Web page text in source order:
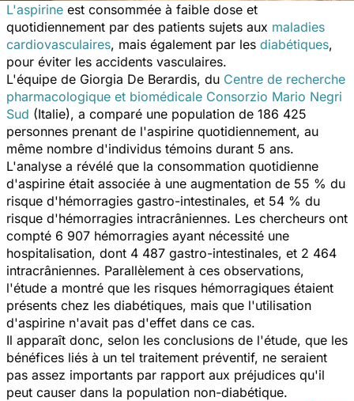
L'aspirine est consommée à faible dose et
quotidiennement par des patients sujets aux maladies
cardiovasculaires, mais également par les diabétiques,
pour éviter les accidents vasculaires.
L'équipe de Giorgia De Berardis, du Centre de recherche
pharmacologique et biomédicale Consorzio Mario Negri
Sud (Italie), a comparé une population de 186 425
personnes prenant de l'aspirine quotidiennement, au
même nombre d'individus témoins durant 5 ans.
L'analyse a révélé que la consommation quotidienne
d'aspirine était associée à une augmentation de 55 % du
risque d'hémorragies gastro-intestinales, et 54 % du
risque d'hémorragies intracrâniennes. Les chercheurs ont
compté 6 907 hémorragies ayant nécessité une
hospitalisation, dont 4 487 gastro-intestinales, et 2 464
intracrâniennes. Parallèlement à ces observations,
l'étude a montré que les risques hémorragiques étaient
présents chez les diabétiques, mais que l'utilisation
d'aspirine n'avait pas d'effet dans ce cas.
Il apparaît donc, selon les conclusions de l'étude, que les
bénéfices liés à un tel traitement préventif, ne seraient
pas assez importants par rapport aux préjudices qu'il
peut causer dans la population non-diabétique.